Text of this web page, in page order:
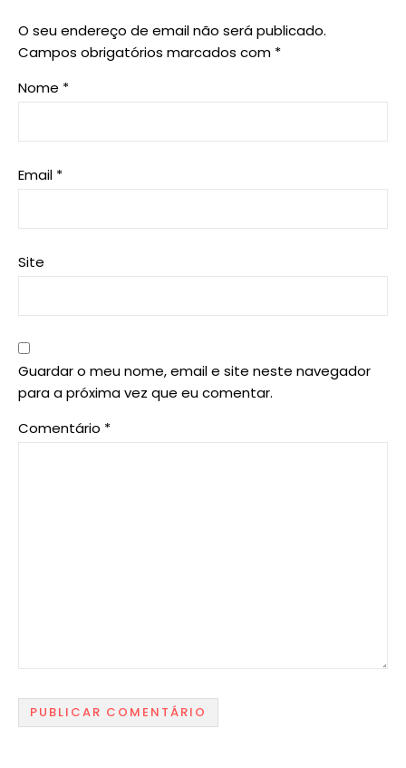
O seu endereço de email não será publicado.
Campos obrigatórios marcados com *
Nome *
Email *
Site
Guardar o meu nome, email e site neste navegador
para a próxima vez que eu comentar.
Comentário *